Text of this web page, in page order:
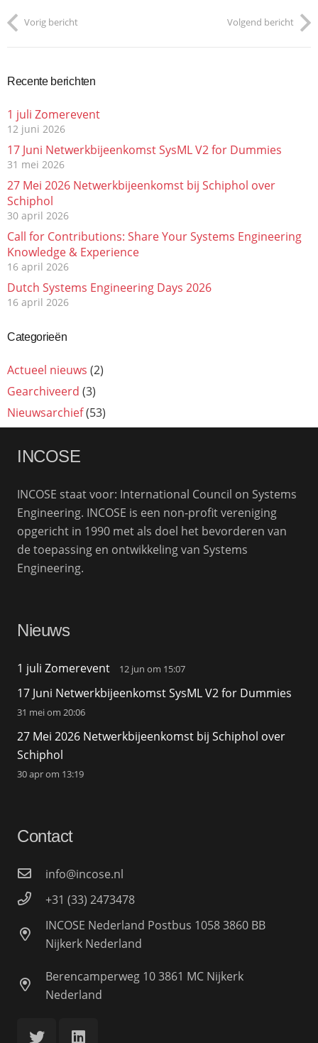
Vorig bericht Volgend bericht
Recente berichten
1 juli Zomerevent
12 juni 2026
17 Juni Netwerkbijeenkomst SysML V2 for Dummies
31 mei 2026
27 Mei 2026 Netwerkbijeenkomst bij Schiphol over
Schiphol
30 april 2026
Call for Contributions: Share Your Systems Engineering
Knowledge & Experience
16 april 2026
Dutch Systems Engineering Days 2026
16 april 2026
Categorieën
Actueel nieuws (2)
Gearchiveerd (3)
Nieuwsarchief(53)
INCOSE
INCOSE staat voor: International Council on Systems
Engineering. INCOSE is een non-profit vereniging
opgericht in 1990 met als doel het bevorderen van
de toepassing en ontwikkeling van Systems
Engineering.
Nieuws
1 juli Zomerevent 12 jun om 15:07
17 Juni Netwerkbijeenkomst SysML V2 for Dummies
31 mei om 20:06
27 Mei 2026 Netwerkbijeenkomst bij Schiphol over
Schiphol
30 apr om 13:19
Contact
info@incose.nl
+31 (33) 2473478
INCOSE Nederland Postbus 1058 3860 BB
Nijkerk Nederland
Berencamperweg 10 3861 MC Nijkerk
Nederland